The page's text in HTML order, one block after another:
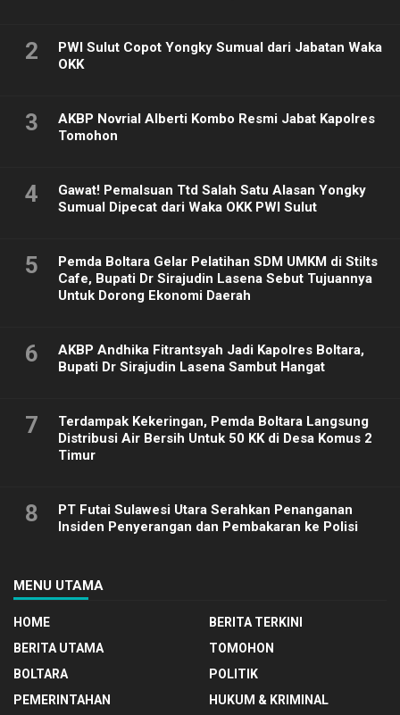
2
PWI Sulut Copot Yongky Sumual dari Jabatan Waka
OKK
3
AKBP Novrial Alberti Kombo Resmi Jabat Kapolres
Tomohon
4
Gawat! Pemalsuan Ttd Salah Satu Alasan Yongky
Sumual Dipecat dari Waka OKK PWI Sulut
5
Pemda Boltara Gelar Pelatihan SDM UMKM di Stilts
Cafe, Bupati Dr Sirajudin Lasena Sebut Tujuannya
Untuk Dorong Ekonomi Daerah
6
AKBP Andhika Fitrantsyah Jadi Kapolres Boltara,
Bupati Dr Sirajudin Lasena Sambut Hangat
7
Terdampak Kekeringan, Pemda Boltara Langsung
Distribusi Air Bersih Untuk 50 KK di Desa Komus 2
Timur
8
PT Futai Sulawesi Utara Serahkan Penanganan
Insiden Penyerangan dan Pembakaran ke Polisi
MENU UTAMA
HOME
BERITA TERKINI
BERITA UTAMA
TOMOHON
BOLTARA
POLITIK
PEMERINTAHAN
HUKUM & KRIMINAL